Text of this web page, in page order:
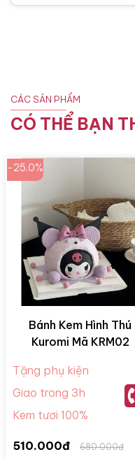
CÁC SẢN PHẨM
CÓ THỂ BẠN
-25.0%
Bánh Kem Hình Thú
Kuromi Mã KRM02
Tặng phụ kiện
Giao trong 3h
Kem tươi 100%
510.000đ 680.000đ